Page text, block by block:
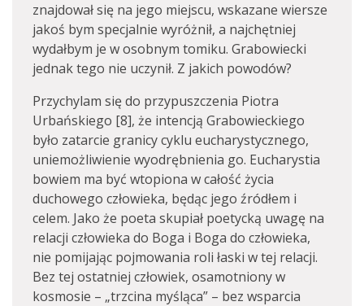
znajdował się na jego miejscu, wskazane wiersze
jakoś bym specjalnie wyróżnił, a najchętniej
wydałbym je w osobnym tomiku. Grabowiecki
jednak tego nie uczynił. Z jakich powodów?
Przychylam się do przypuszczenia Piotra
Urbańskiego [8], że intencją Grabowieckiego
było zatarcie granicy cyklu eucharystycznego,
uniemożliwienie wyodrębnienia go. Eucharystia
bowiem ma być wtopiona w całość życia
duchowego człowieka, będąc jego źródłem i
celem. Jako że poeta skupiał poetycką uwagę na
relacji człowieka do Boga i Boga do człowieka,
nie pomijając pojmowania roli łaski w tej relacji.
Bez tej ostatniej człowiek, osamotniony w
kosmosie – „trzcina myśląca” – bez wsparcia